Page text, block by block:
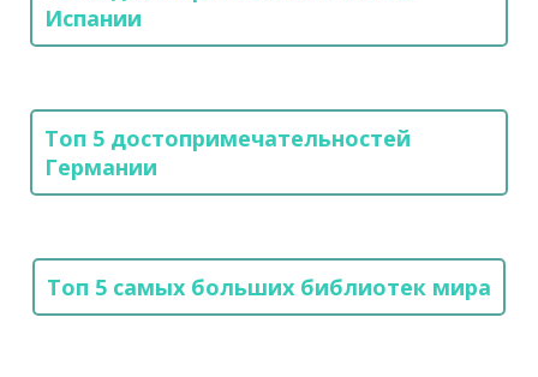
Испании
Топ 5 достопримечательностей
Германии
Топ 5 самых больших библиотек мира